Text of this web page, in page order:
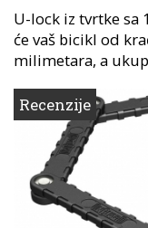
U-lock iz tvrtke
će vaš bicikl od
milimetara, a
Recenzije